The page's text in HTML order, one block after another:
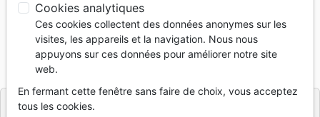
Bible S21 Evangélisation Gros
Caractères
RéférenceSBG037 EAN9782608125309
Editeur Société Biblique de Genève
Cookies analytiques
Ces cookies collectent des données anonymes sur les
visites, les appareils et la navigation. Nous nous
appuyons sur ces données pour améliorer notre site
web.
En fermant cette fenêtre sans faire de choix, vous acceptez
tous les cookies.